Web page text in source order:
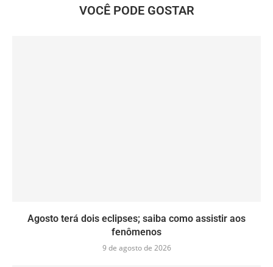
VOCÊ PODE GOSTAR
Agosto terá dois eclipses; saiba como assistir aos
fenômenos
9 de agosto de 2026